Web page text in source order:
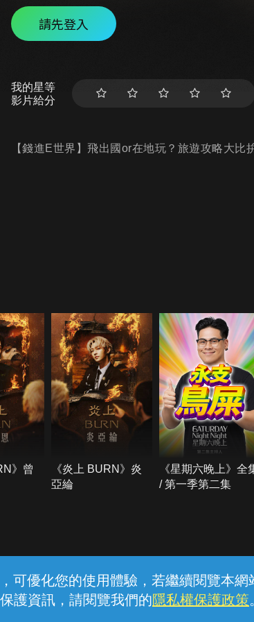
可優化您的使用體驗，若繼續閱覽本
護資訊，請閱覽我們的隱私權保護政策
請先登入
我的星等
影片給分
【錢進E世界】飛出國or在地玩？旅遊攻略大比
》曾
《炎上 BURN》炎
亞綸
《星期六晚上》全
/ 第一季第二集
線上客服 服務條款 隱私權保護
中華電信股份有限公司個人家庭分公司 (統一編號：